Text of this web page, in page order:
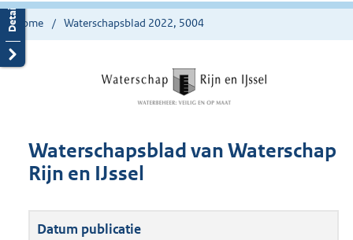
Home Waterschapsblad 2022, 5004
Waterschapsblad van Waterschap
Rijn en IJssel